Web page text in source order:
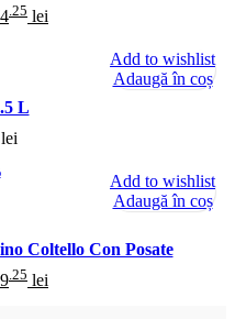
.25 lei
L
lei
Add to wishlist
Adaugă în coș
Coltello Con Posate
.25 lei
Add to wishlist
Adaugă în coș